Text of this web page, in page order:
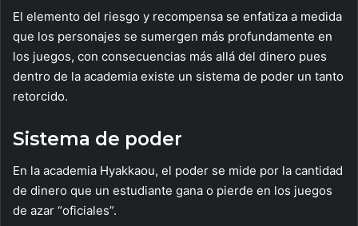
El elemento del riesgo y recompensa se enfatiza a medida
que los personajes se sumergen más profundamente en
los juegos, con consecuencias más allá del dinero pues
dentro de la academia existe un sistema de poder un tanto
retorcido.
Sistema de poder
En la academia Hyakkaou, el poder se mide por la cantidad
de dinero que un estudiante gana o pierde en los juegos
de azar “oficiales”.